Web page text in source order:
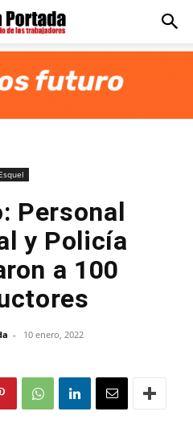
Esquel
Personal
y Policía
a 100
- 10 enero, 2022